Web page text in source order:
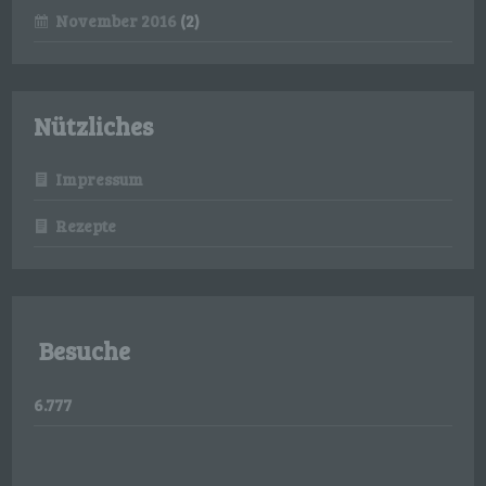
November 2016 (2)
Nützliches
Impressum
Rezepte
Besuche
6.777
einer Kennung wie einem Namen, zu einer
psychischen, wirtschaftlichen, kulturellen oder
sozialen Identität dieser natürlichen Person sind,
werden.